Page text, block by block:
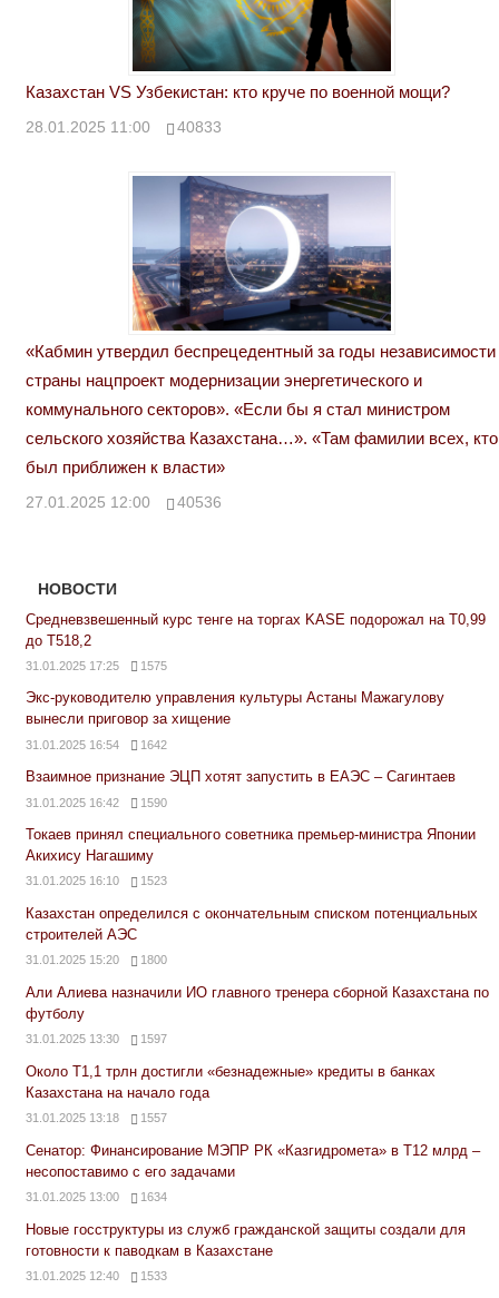
Казахстан VS Узбекистан: кто круче по военной мощи?
28.01.2025 11:00 40833
«Кабмин утвердил беспрецедентный за годы независимости
страны нацпроект модернизации энергетического и
коммунального секторов». «Если бы я стал министром
сельского хозяйства Казахстана…». «Там фамилии всех, кто
был приближен к власти»
27.01.2025 12:00 40536
НОВОСТИ
Средневзвешенный курс тенге на торгах KASE подорожал на Т0,99
до Т518,2
31.01.2025 17:25 1575
Экс-руководителю управления культуры Астаны Мажагулову
вынесли приговор за хищение
31.01.2025 16:54 1642
Взаимное признание ЭЦП хотят запустить в ЕАЭС – Сагинтаев
31.01.2025 16:42 1590
Токаев принял специального советника премьер-министра Японии
Акихису Нагашиму
31.01.2025 16:10 1523
Казахстан определился с окончательным списком потенциальных
строителей АЭС
31.01.2025 15:20 1800
Али Алиева назначили ИО главного тренера сборной Казахстана по
футболу
31.01.2025 13:30 1597
Около Т1,1 трлн достигли «безнадежные» кредиты в банках
Казахстана на начало года
31.01.2025 13:18 1557
Сенатор: Финансирование МЭПР РК «Казгидромета» в Т12 млрд –
несопоставимо с его задачами
31.01.2025 13:00 1634
Новые госструктуры из служб гражданской защиты создали для
готовности к паводкам в Казахстане
31.01.2025 12:40 1533